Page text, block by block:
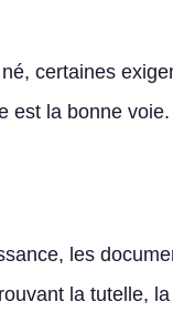
certaines
est la bonne voie.
les
la tutelle,